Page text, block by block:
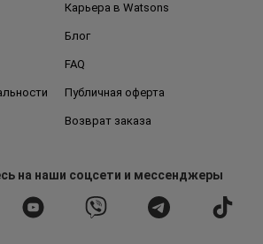
Карьера в Watsons
Блог
FAQ
Публичная оферта
Возврат заказа
на наши соцсети и мессенджеры